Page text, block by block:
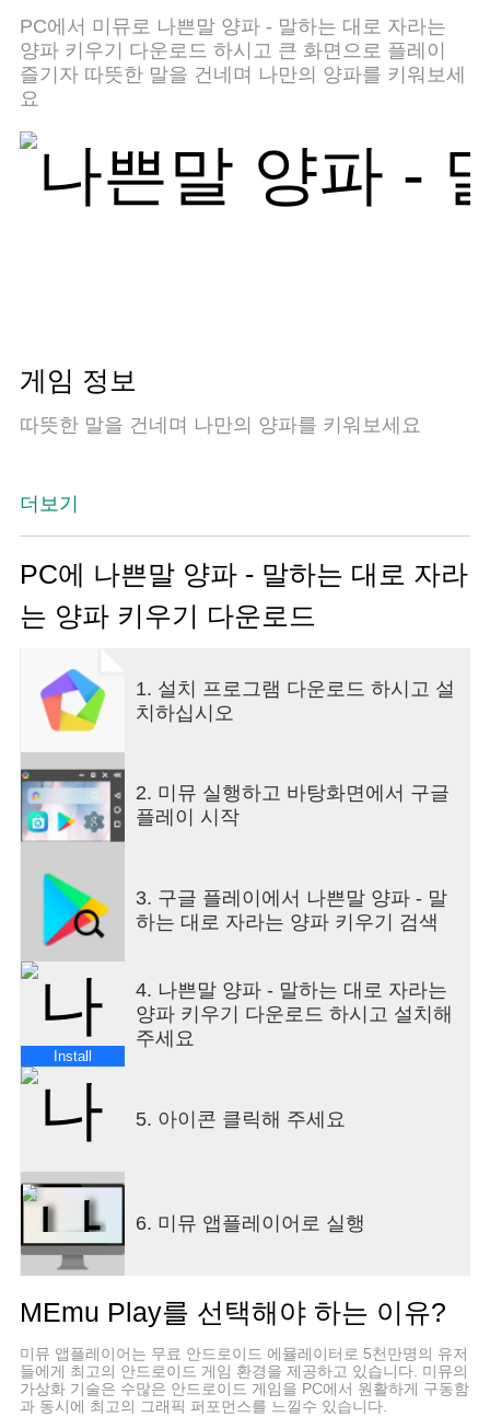
플레이할 수 있습니다!
PC에서 미뮤로 나쁜말 양파 - 말하는 대로 자라는
양파 키우기 다운로드 하시고 큰 화면으로 플레이
즐기자 따뜻한 말을 건네며 나만의 양파를 키워보세
요
게임 정보
따뜻한 말을 건네며 나만의 양파를 키워보세요
더보기
PC에 나쁜말 양파 - 말하는 대로 자라
는 양파 키우기 다운로드
1. 설치 프로그램 다운로드 하시고 설
치하십시오
2. 미뮤 실행하고 바탕화면에서 구글
플레이 시작
3. 구글 플레이에서 나쁜말 양파 - 말
하는 대로 자라는 양파 키우기 검색
Install
4. 나쁜말 양파 - 말하는 대로 자라는
양파 키우기 다운로드 하시고 설치해
주세요
5. 아이콘 클릭해 주세요
6. 미뮤 앱플레이어로 실행
MEmu Play를 선택해야 하는 이유?
미뮤 앱플레이어는 무료 안드로이드 에뮬레이터로 5천만명의 유저
들에게 최고의 안드로이드 게임 환경을 제공하고 있습니다. 미뮤의
가상화 기술은 수많은 안드로이드 게임을 PC에서 원활하게 구동함
과 동시에 최고의 그래픽 퍼포먼스를 느낄수 있습니다.